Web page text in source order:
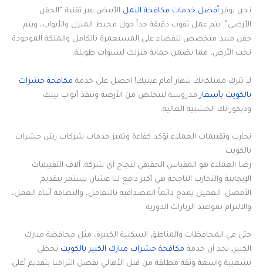
نحن نوفر أفضل خدمات مكافحة النمل الأبيض عبر تقنية “الحقن
الأرضي”. يتم عمل ثقوب دقيقة جداً حول محيط المنزل والأبواب، ويتم
حقن مبيد متخصص للقضاء على المستعمرة بالكامل والملكة الموجودة
تحت الأرض، مما يضمن حماية منزلك لسنوات طويلة.
لا تترك ممتلكاتك تنهار أمام عينيك! احصل على خدمة مكافحة حشرات
بالكويت بأسعار مدروسة لتتخلص من الأرضة وتنقذ أبواب بيتك
وديكوراتك الخشبية الغالية.
تجارب وتقييمات العملاء تؤكد كفاءة وتميز خدمات شركات رش حشرات
بالكويت
رضا العملاء هو المقياس الحقيقي لنجاح أي شركة. آلاف التقييمات
الإيجابية والتجارب الناجحة هي أكبر دافع لنا عشان نستمر بتقديم
الأفضل. العميل يمدح دائماً المصداقية بالتعامل، والنظافة أثناء العمل،
والالتزام بمواعيد الزيارات الدورية.
حتى في المحافظات والمناطق السكنية الكبيرة، مثل محافظة مبارك
الكبير، تجد أن خدمة مكافحة حشرات مبارك الكبير بالكويت تحظى
بشعبية واسعة وثقة مطلقة من قبل الأهالي بفضل التزامنا بتقديم أعلى